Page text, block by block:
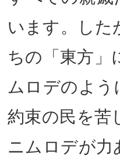
います。した
ちの「東方」
ムロデのよう
約束の民を苦
ニムロデが力